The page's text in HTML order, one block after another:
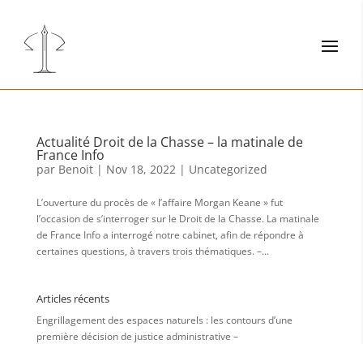
Actualité Droit de la Chasse – la matinale de
France Info
par Benoit| Nov 18, 2022| Uncategorized
L’ouverture du procès de « l’affaire Morgan Keane » fut
l’occasion de s’interroger sur le Droit de la Chasse. La matinale
de France Info a interrogé notre cabinet, afin de répondre à
certaines questions, à travers trois thématiques. –...
Articles récents
Engrillagement des espaces naturels : les contours d’une
première décision de justice administrative –